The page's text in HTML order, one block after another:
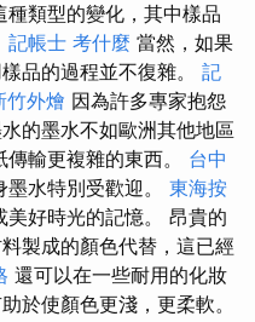
類型的變化，其中樣品
記帳士 考什麼 當然，如果
品的過程並不復雜。 記
竹外燴 因為許多專家抱怨
的墨水不如歐洲其他地區
輸更複雜的東西。 台中
水特別受歡迎。 東海按
好時光的記憶。 昂貴的
製成的顏色代替，這已經
還可以在一些耐用的化妝
於使顏色更淺，更柔軟。